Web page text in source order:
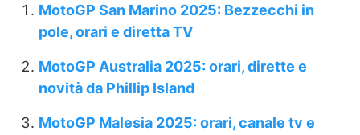
MotoGP San Marino 2025: Bezzecchi in
pole, orari e diretta TV
MotoGP Australia 2025: orari, dirette e
novità da Phillip Island
MotoGP Malesia 2025: orari, canale tv e